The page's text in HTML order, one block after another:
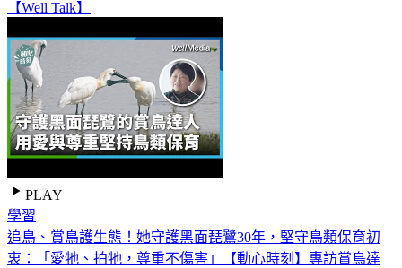
【Well Talk】
PLAY
學習
追鳥、賞鳥護生態！她守護黑面琵鷺30年，堅守鳥類保育初
衷：「愛牠、拍牠，尊重不傷害」【動心時刻】專訪賞鳥達